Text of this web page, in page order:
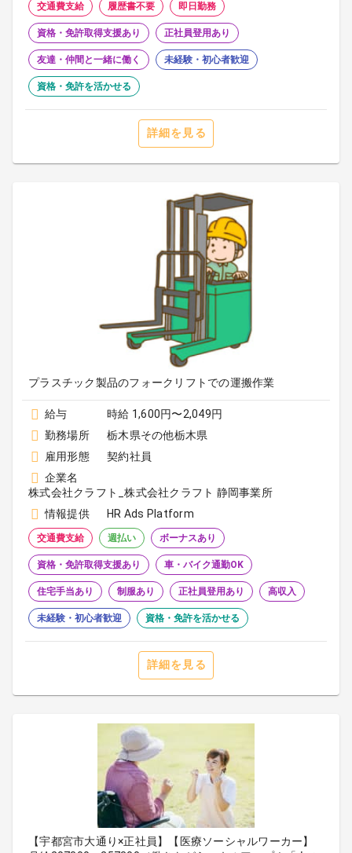
交通費支給 履歴書不要 即日勤務
資格・免許取得支援あり 正社員登用あり
友達・仲間と一緒に働く 未経験・初心者歓迎
資格・免許を活かせる
詳細を見る
プラスチック製品のフォークリフトでの運搬作業
給与
時給 1,600円〜2,049円
勤務場所
栃木県その他栃木県
雇用形態
契約社員
企業名
株式会社クラフト_株式会社クラフト 静岡事業所
情報提供
HR Ads Platform
交通費支給 週払い ボーナスあり
資格・免許取得支援あり 車・バイク通勤OK
住宅手当あり 制服あり 正社員登用あり 高収入
未経験・初心者歓迎 資格・免許を活かせる
詳細を見る
【宇都宮市大通り×正社員】【医療ソーシャルワーカー】